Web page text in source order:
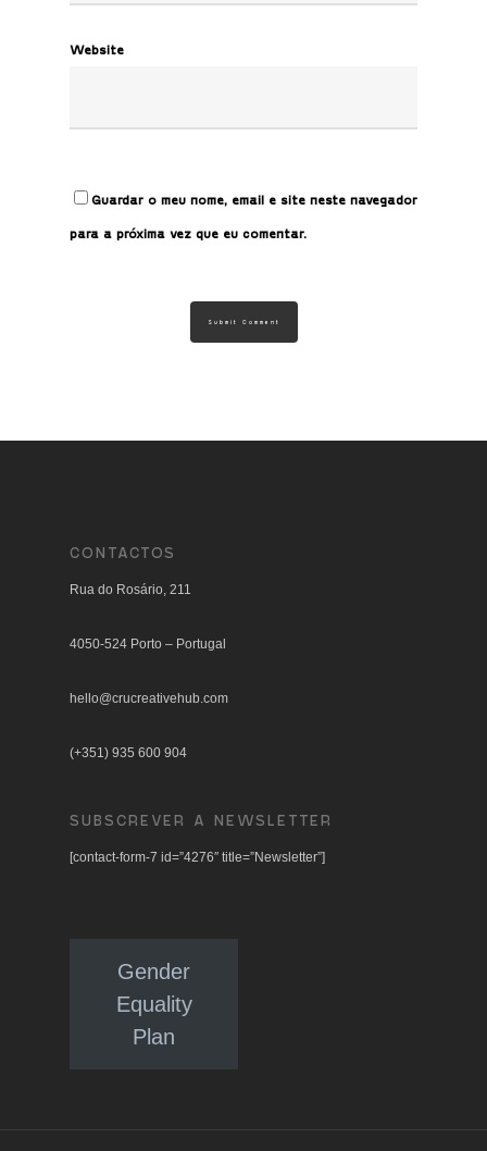
Website
Guardar o meu nome, email e site neste navegador
para a próxima vez que eu comentar.
CONTACTOS
Rua do Rosário, 211
4050-524 Porto – Portugal
hello@crucreativehub.com
(+351) 935 600 904
SUBSCREVER A NEWSLETTER
[contact-form-7 id=”4276″ title=”Newsletter”]
Gender
Equality
Plan